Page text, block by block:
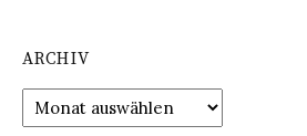
ARCHIV
Archiv